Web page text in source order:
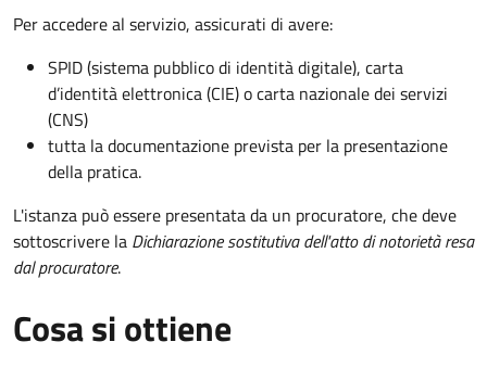
Per accedere al servizio, assicurati di avere:
SPID (sistema pubblico di identità digitale), carta
d’identità elettronica (CIE) o carta nazionale dei servizi
(CNS)
tutta la documentazione prevista per la presentazione
della pratica.
L'istanza può essere presentata da un procuratore, che deve
sottoscrivere la Dichiarazione sostitutiva dell'atto di notorietà resa
dal procuratore.
Cosa si ottiene